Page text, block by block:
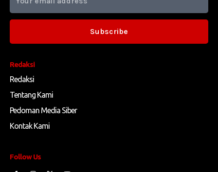
Redaksi
Redaksi
Tentang Kami
Pedoman Media Siber
Kontak Kami
Follow Us
Subscribe